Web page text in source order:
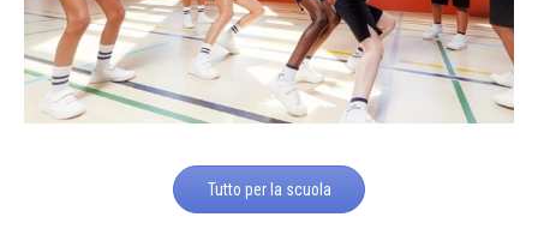
Tutto per la scuola